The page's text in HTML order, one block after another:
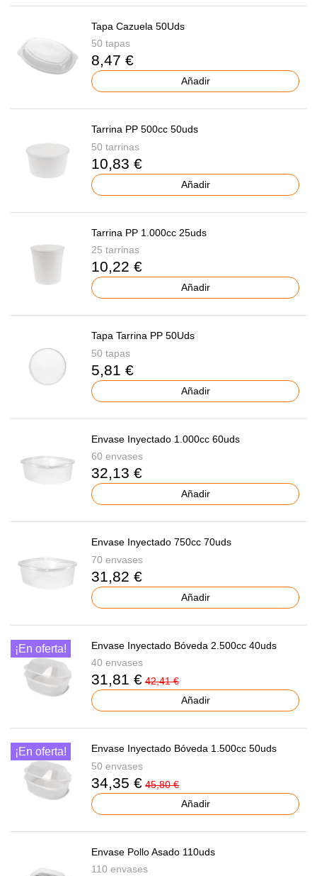
Tapa Cazuela 50Uds
50 tapas
8,47 €
Añadir
Tarrina PP 500cc 50uds
50 tarrinas
10,83 €
Añadir
Tarrina PP 1.000cc 25uds
25 tarrinas
10,22 €
Añadir
Tapa Tarrina PP 50Uds
50 tapas
5,81 €
Añadir
Envase Inyectado 1.000cc 60uds
60 envases
32,13 €
Añadir
Envase Inyectado 750cc 70uds
70 envases
31,82 €
Añadir
¡En oferta!
Envase Inyectado Bóveda 2.500cc 40uds
40 envases
31,81 € 42,41 €
Añadir
¡En oferta!
Envase Inyectado Bóveda 1.500cc 50uds
50 envases
34,35 € 45,80 €
Añadir
Envase Pollo Asado 110uds
110 envases